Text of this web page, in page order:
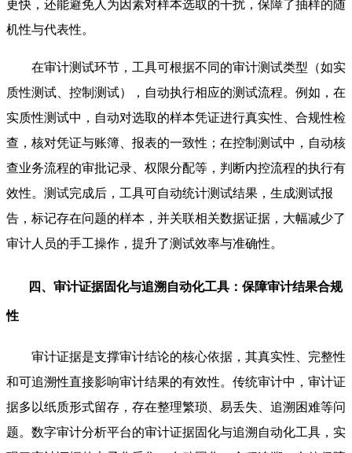
更快，还能避免人为因素对样本选取的干扰，保障了抽样的随
机性与代表性。
在审计测试环节，工具可根据不同的审计测试类型（如实
质性测试、控制测试），自动执行相应的测试流程。例如，在
实质性测试中，自动对选取的样本凭证进行真实性、合规性检
查，核对凭证与账簿、报表的一致性；在控制测试中，自动核
查业务流程的审批记录、权限分配等，判断内控流程的执行有
效性。测试完成后，工具可自动统计测试结果，生成测试报
告，标记存在问题的样本，并关联相关数据证据，大幅减少了
审计人员的手工操作，提升了测试效率与准确性。
四、审计证据固化与追溯自动化工具：保障审计结果合规
性
审计证据是支撑审计结论的核心依据，其真实性、完整性
和可追溯性直接影响审计结果的有效性。传统审计中，审计证
据多以纸质形式留存，存在整理繁琐、易丢失、追溯困难等问
题。数字审计分析平台的审计证据固化与追溯自动化工具，实